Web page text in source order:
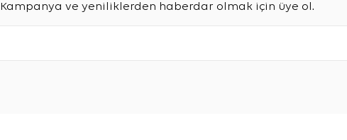
Kampanya ve yeniliklerden haberdar olmak için üye ol.